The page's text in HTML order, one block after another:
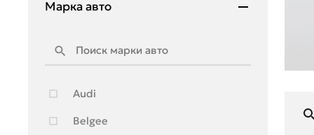
Марка авто
Audi
Belgee